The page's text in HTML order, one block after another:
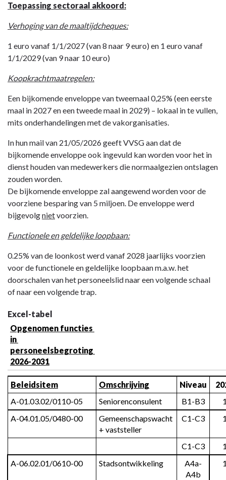
Toepassing sectoraal akkoord:
Verhoging van de maaltijdcheques:
1 euro vanaf 1/1/2027 (van 8 naar 9 euro) en 1 euro vanaf
1/1/2029 (van 9 naar 10 euro)
Koopkrachtmaatregelen:
Een bijkomende enveloppe van tweemaal 0,25% (een eerste
maal in 2027 en een tweede maal in 2029) – lokaal in te vullen,
mits onderhandelingen met de vakorganisaties.
In hun mail van 21/05/2026 geeft VVSG aan dat de
bijkomende enveloppe ook ingevuld kan worden voor het in
dienst houden van medewerkers die normaalgezien ontslagen
zouden worden.
De bijkomende enveloppe zal aangewend worden voor de
voorziene besparing van 5 miljoen. De enveloppe werd
bijgevolgnietvoorzien.
Functionele en geldelijke loopbaan:
0.25% van de loonkost werd vanaf 2028 jaarlijks voorzien
voor de functionele en geldelijke loopbaan m.a.w. het
doorschalen van het personeelslid naar een volgende schaal
of naar een volgende trap.
Excel-tabel
Opgenomen functies
in
personeelsbegroting
2026-2031
Beleidsitem Omschrijving Niveau
A-01.03.02/0110-05
Seniorenconsulent B1-B3
A-04.01.05/0480-00
Gemeenschapswacht
+ vaststeller
C1-C3
C1-C3
A-06.02.01/0610-00
Stadsontwikkeling
A4a-
A4b